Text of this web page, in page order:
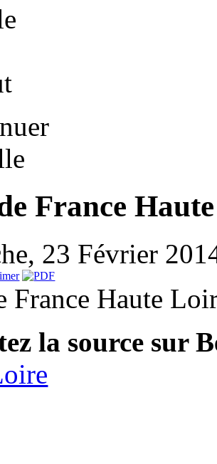
France
23 Février
France Haute
la source sur